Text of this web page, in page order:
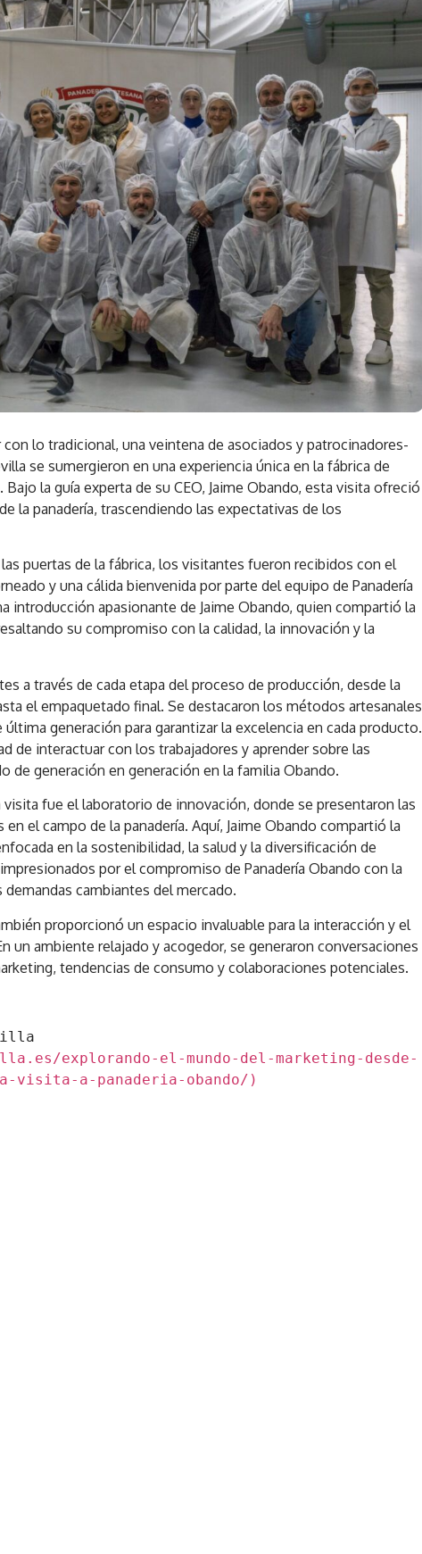
lo tradicional, una veintena de asociados y patrocinadores-
se sumergieron en una experiencia única en la fábrica de
Bajo la guía experta de su CEO, Jaime Obando, esta visita ofreció
la panadería, trascendiendo las expectativas de los
puertas de la fábrica, los visitantes fueron recibidos con el
y una cálida bienvenida por parte del equipo de Panadería
introducción apasionante de Jaime Obando, quien compartió la
su compromiso con la calidad, la innovación y la
a través de cada etapa del proceso de producción, desde la
el empaquetado final. Se destacaron los métodos artesanales
generación para garantizar la excelencia en cada producto.
de interactuar con los trabajadores y aprender sobre las
de generación en generación en la familia Obando.
fue el laboratorio de innovación, donde se presentaron las
el campo de la panadería. Aquí, Jaime Obando compartió la
en la sostenibilidad, la salud y la diversificación de
por el compromiso de Panadería Obando con la
cambiantes del mercado.
proporcionó un espacio invaluable para la interacción y el
un ambiente relajado y acogedor, se generaron conversaciones
tendencias de consumo y colaboraciones potenciales.
explorando-el-mundo-del-marketing-desde-
visita-a-panaderia-obando/)